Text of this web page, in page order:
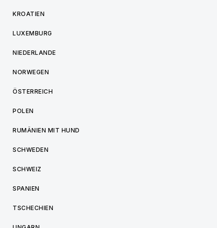
KROATIEN
LUXEMBURG
NIEDERLANDE
NORWEGEN
ÖSTERREICH
POLEN
RUMÄNIEN MIT HUND
SCHWEDEN
SCHWEIZ
SPANIEN
TSCHECHIEN